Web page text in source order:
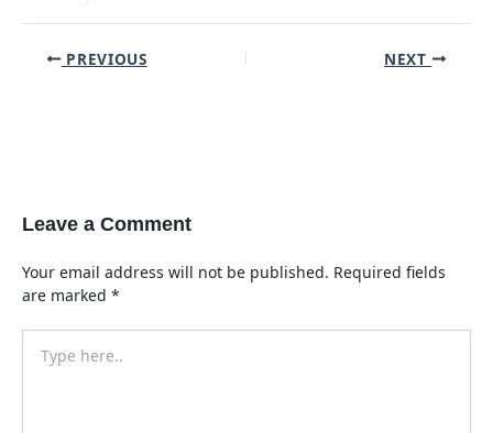
Post PREVIOUS NEXT
Leave a Comment
Your email address will not be published. Required fields
are marked *
here..